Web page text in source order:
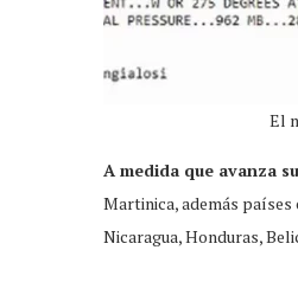
El
A medida que avanza
Martinica, además países
Nicaragua, Honduras,